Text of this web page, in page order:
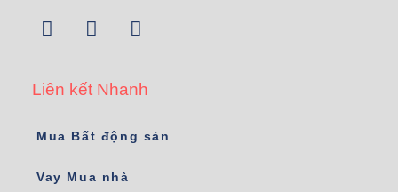
Liên kết Nhanh
Mua Bất động sản
Vay Mua nhà